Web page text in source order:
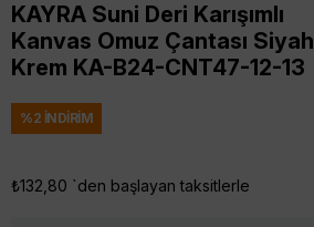
KAYRA Suni Deri Karışımlı
Kanvas Omuz Çantası Siyah
Krem KA-B24-CNT47-12-13
%2 İNDIRIM
₺132,80 `den başlayan taksitlerle